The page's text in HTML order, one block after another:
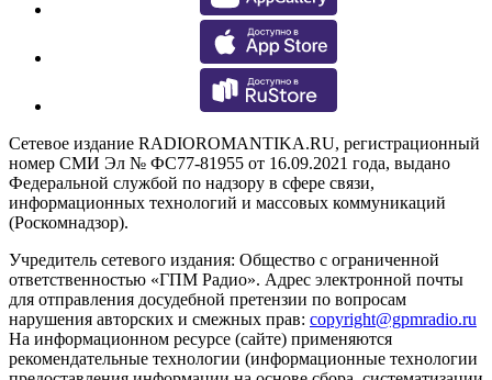
Сетевое издание RADIOROMANTIKA.RU, регистрационный
номер СМИ Эл № ФС77-81955 от 16.09.2021 года, выдано
Федеральной службой по надзору в сфере связи,
информационных технологий и массовых коммуникаций
(Роскомнадзор).
Учредитель сетевого издания: Общество с ограниченной
ответственностью «ГПМ Радио». Адрес электронной почты
для отправления досудебной претензии по вопросам
нарушения авторских и смежных прав: copyright@gpmradio.ru
На информационном ресурсе (сайте) применяются
рекомендательные технологии (информационные технологии